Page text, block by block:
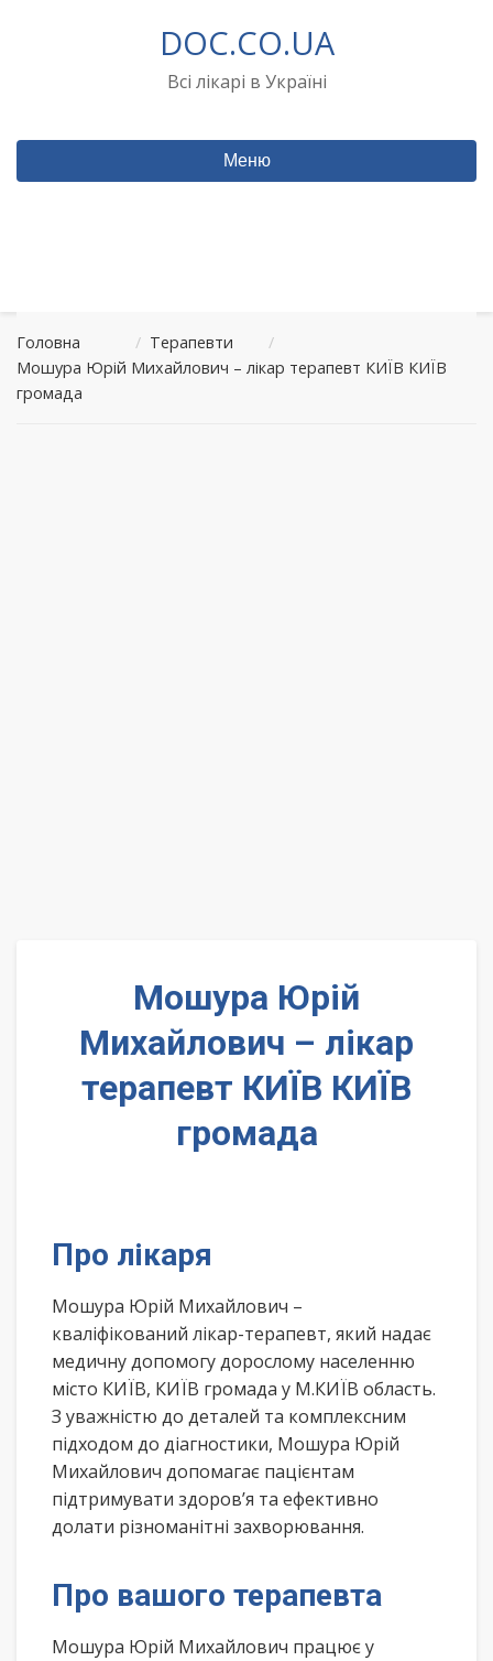
DOC.CO.UA
Всі лікарі в Україні
Меню
Головна / Терапевти
/
Мошура Юрій Михайлович – лікар терапевт КИЇВ КИЇВ
громада
Мошура Юрій
Михайлович – лікар
терапевт КИЇВ КИЇВ
громада
Про лікаря
Мошура Юрій Михайлович –
кваліфікований лікар-терапевт, який надає
медичну допомогу дорослому населенню
місто КИЇВ, КИЇВ громада у М.КИЇВ область.
З уважністю до деталей та комплексним
підходом до діагностики, Мошура Юрій
Михайлович допомагає пацієнтам
підтримувати здоров’я та ефективно
долати різноманітні захворювання.
Про вашого терапевта
Мошура Юрій Михайлович працює у